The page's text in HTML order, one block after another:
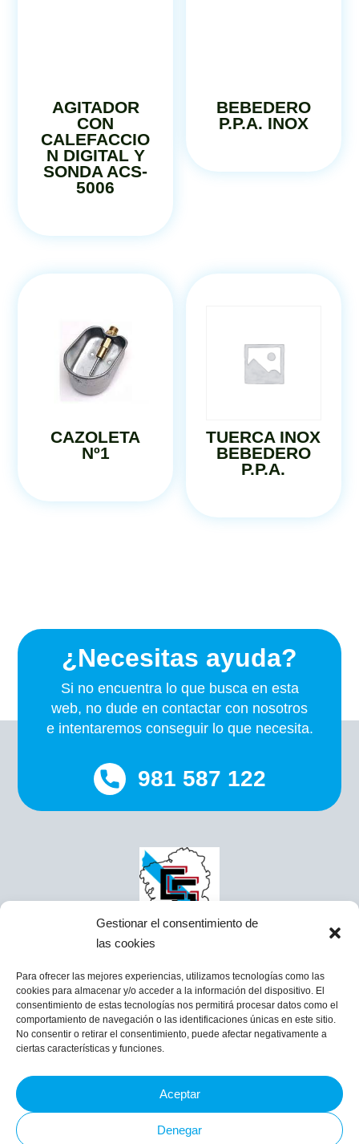
Gestionar el consentimiento de
las cookies
Para ofrecer las mejores experiencias, utilizamos tecnologías como las
cookies para almacenar y/o acceder a la información del dispositivo. El
consentimiento de estas tecnologías nos permitirá procesar datos como el
comportamiento de navegación o las identificaciones únicas en este sitio.
No consentir o retirar el consentimiento, puede afectar negativamente a
ciertas características y funciones.
Aceptar
Denegar
AGITADOR
CON
CALEFACCIO
N DIGITAL Y
SONDA ACS-
5006
BEBEDERO
P.P.A. INOX
CAZOLETA
Nº1
TUERCA INOX
BEBEDERO
P.P.A.
¿Necesitas ayuda?
Si no encuentra lo que busca en esta
web, no dude en contactar con nosotros
e intentaremos conseguir lo que necesita.
981 587 122
Costa de San Marcos, 11, 15820 Santiago de
Compostela
info@cgomez.net
Atendemos por Whatsapp 607 439 343
Política de cookies
Política de privacidad